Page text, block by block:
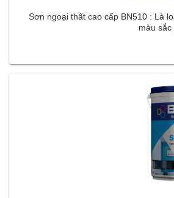
Sơn ngoại thất cao cấp BN510 : Là
màu